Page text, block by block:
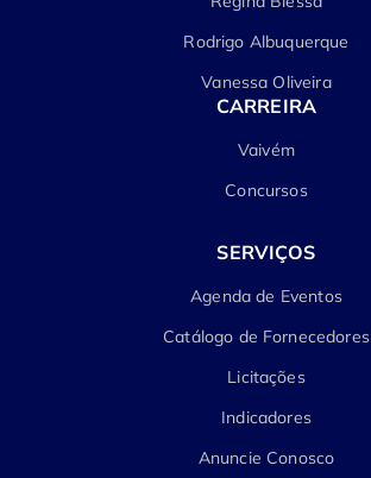
Rodrigo Albuquerque
Vanessa Oliveira
CARREIRA
Vaivém
Concursos
SERVIÇOS
Agenda de Eventos
Catálogo de Fornecedores
Licitações
Indicadores
Anuncie Conosco